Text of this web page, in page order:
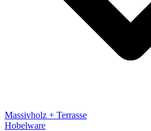
Massivholz + Terrasse
Hobelware